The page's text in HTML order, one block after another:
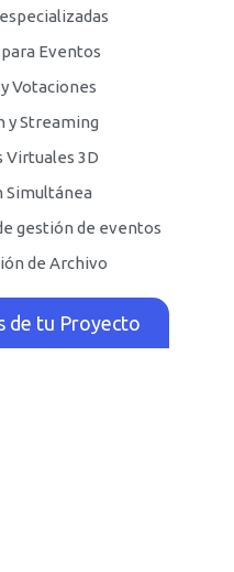
Eventos
Votaciones
y Streaming
Virtuales 3D
Simultánea
gestión de eventos
de Archivo
de tu Proyecto